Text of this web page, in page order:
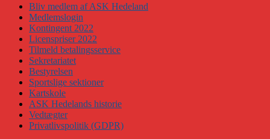
Bliv medlem af ASK Hedeland
Medlemslogin
Kontingent 2022
Licenspriser 2022
Tilmeld betalingsservice
Sekretariatet
Bestyrelsen
Sportslige sektioner
Kartskole
ASK Hedelands historie
Vedtægter
Privatlivspolitik (GDPR)